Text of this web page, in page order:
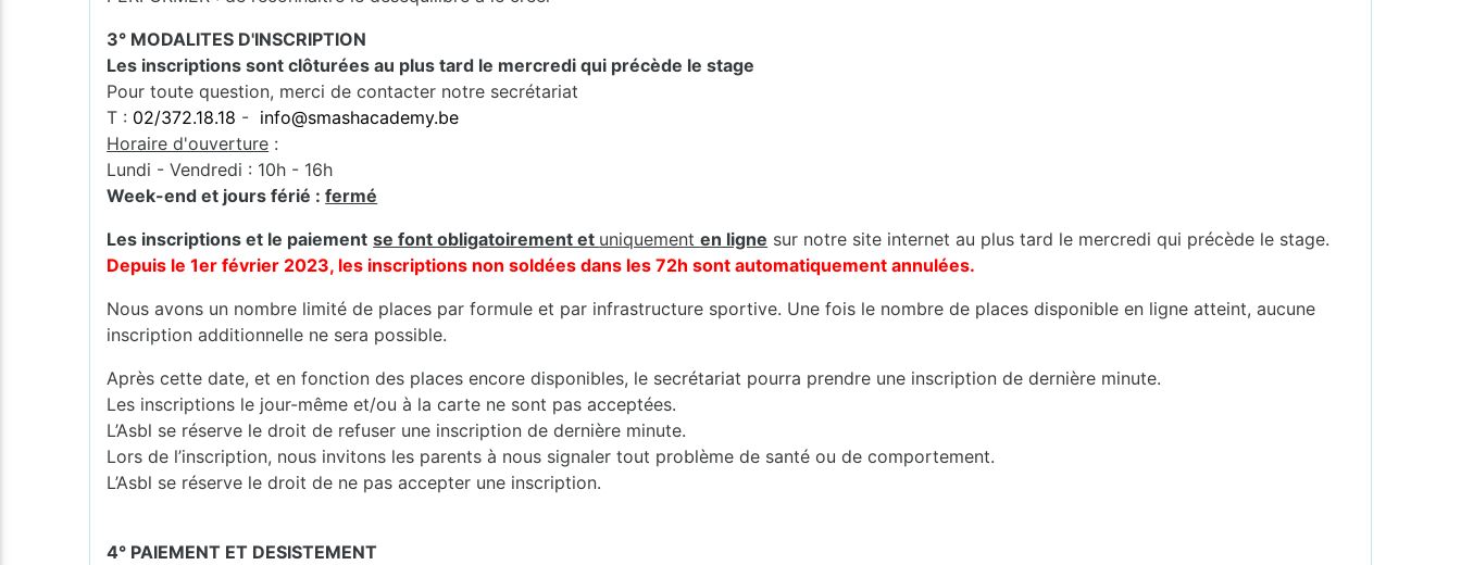
3° MODALITES D'INSCRIPTION
Les inscriptions sont clôturées au plus tard le mercredi qui précède le stage
Pour toute question, merci de contacter notre secrétariat
T : 02/372.18.18 - info@smashacademy.be
Horaire d'ouverture :
Lundi - Vendredi : 10h - 16h
Week-end et jours férié :fermé
Les inscriptions et le paiement se font obligatoirement et uniquementen ligne sur notre site internet au plus tard le mercredi qui précède le stage.
Depuis le 1er février 2023, les inscriptions non soldées dans les 72h sont automatiquement annulées.
Nous avons un nombre limité de places par formule et par infrastructure sportive. Une fois le nombre de places disponible en ligne atteint, aucune
inscription additionnelle ne sera possible.
Après cette date, et en fonction des places encore disponibles, le secrétariat pourra prendre une inscription de dernière minute.
Les inscriptions le jour-même et/ou à la carte ne sont pas acceptées.
L’Asbl se réserve le droit de refuser une inscription de dernière minute.
Lors de l’inscription, nous invitons les parents à nous signaler tout problème de santé ou de comportement.
L’Asbl se réserve le droit de ne pas accepter une inscription.
4° PAIEMENT ET DESISTEMENT